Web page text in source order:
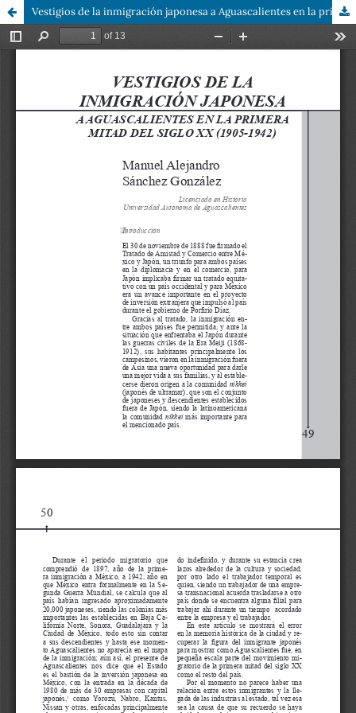
Vestigios de la inmigración japonesa a Aguascalientes en la primera mitad del siglo XX (1905-1942)